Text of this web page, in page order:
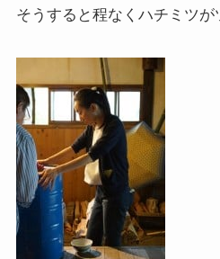
そうすると程なくハチミツが